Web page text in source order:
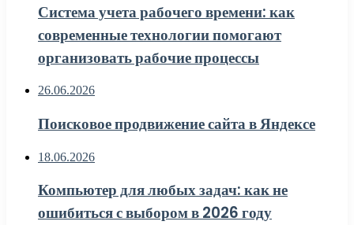
Система учета рабочего времени: как
современные технологии помогают
организовать рабочие процессы
26.06.2026
Поисковое продвижение сайта в Яндексе
18.06.2026
Компьютер для любых задач: как не
ошибиться с выбором в 2026 году